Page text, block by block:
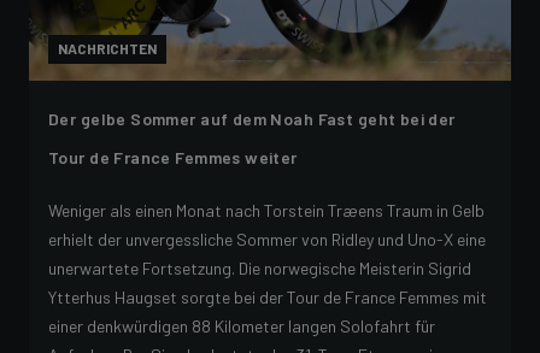
NACHRICHTEN
Der gelbe Sommer auf dem Noah Fast geht bei der
Tour de France Femmes weiter
Weniger als einen Monat nach Torstein Træens Traum in Gelb
erhielt der unvergessliche Sommer von Ridley und Uno-X eine
unerwartete Fortsetzung. Die norwegische Meisterin Sigrid
Ytterhus Haugset sorgte bei der Tour de France Femmes mit
einer denkwürdigen 88 Kilometer langen Solofahrt für